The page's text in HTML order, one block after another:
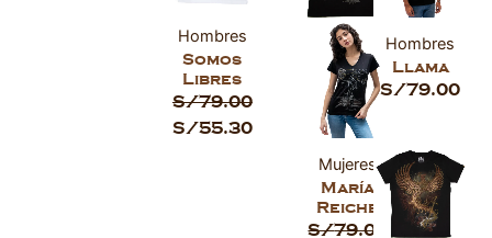
Hombres
Somos
Libres
S/79.00
S/55.30
Mujeres
María
Reiche
S/79.00
Hombres
Llama
S/79.00